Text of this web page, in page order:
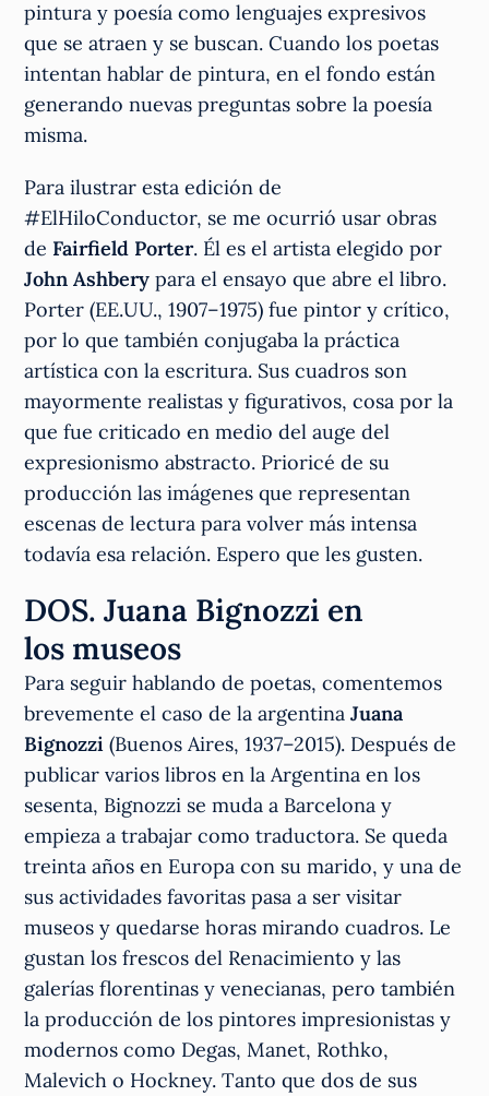
pintura y poesía como lenguajes expresivos
que se atraen y se buscan. Cuando los poetas
intentan hablar de pintura, en el fondo están
generando nuevas preguntas sobre la poesía
misma.
Para ilustrar esta edición de
#ElHiloConductor, se me ocurrió usar obras
de Fairfield Porter. Él es el artista elegido por
John Ashbery para el ensayo que abre el libro.
Porter (EE.UU., 1907–1975) fue pintor y crítico,
por lo que también conjugaba la práctica
artística con la escritura. Sus cuadros son
mayormente realistas y figurativos, cosa por la
que fue criticado en medio del auge del
expresionismo abstracto. Prioricé de su
producción las imágenes que representan
escenas de lectura para volver más intensa
todavía esa relación. Espero que les gusten.
DOS. Juana Bignozzi en
los museos
Para seguir hablando de poetas, comentemos
brevemente el caso de la argentinaJuana
Bignozzi (Buenos Aires, 1937–2015). Después de
publicar varios libros en la Argentina en los
sesenta, Bignozzi se muda a Barcelona y
empieza a trabajar como traductora. Se queda
treinta años en Europa con su marido, y una de
sus actividades favoritas pasa a ser visitar
museos y quedarse horas mirando cuadros. Le
gustan los frescos del Renacimiento y las
galerías florentinas y venecianas, pero también
la producción de los pintores impresionistas y
modernos como Degas, Manet, Rothko,
Malevich o Hockney. Tanto que dos de sus